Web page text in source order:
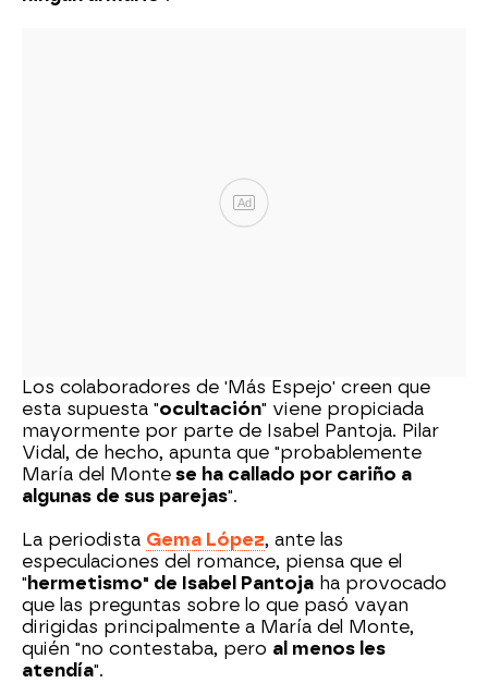
Ad
Los colaboradores de 'Más Espejo' creen que
esta supuesta "ocultación" viene propiciada
mayormente por parte de Isabel Pantoja. Pilar
Vidal, de hecho, apunta que "probablemente
María del Monte se ha callado por cariño a
algunas de sus parejas".
La periodista Gema López, ante las
especulaciones del romance, piensa que el
" hermetismo" de Isabel Pantoja ha provocado
que las preguntas sobre lo que pasó vayan
dirigidas principalmente a María del Monte,
quién "no contestaba, pero al menos les
atendía".